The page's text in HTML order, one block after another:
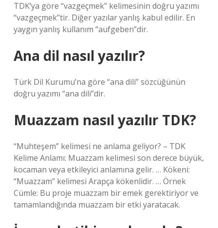
TDK’ya göre “vazgeçmek” kelimesinin doğru yazımı
“vazgeçmek”tir. Diğer yazılar yanlış kabul edilir. En
yaygın yanlış kullanım “aufgeben”dir.
Ana dil nasıl yazılır?
Türk Dil Kurumu’na göre “ana dili” sözcüğünün
doğru yazımı “ana dili”dir.
Muazzam nasıl yazılır TDK?
“Muhteşem” kelimesi ne anlama geliyor? – TDK
Kelime Anlamı: Muazzam kelimesi son derece büyük,
kocaman veya etkileyici anlamına gelir. … Kökeni:
“Muazzam” kelimesi Arapça kökenlidir. … Örnek
Cümle: Bu proje muazzam bir emek gerektiriyor ve
tamamlandığında muazzam bir etki yaratacak.